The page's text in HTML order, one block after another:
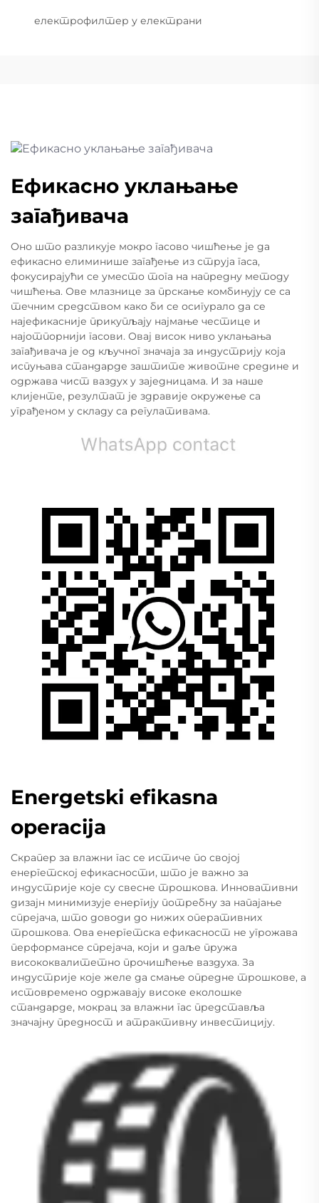
електрофилтер у електрани
Ефикасно уклањање
загађивача
Оно што разликује мокро гасово чишћење је да
ефикасно елиминише загађење из струја гаса,
фокусирајући се уместо тога на напредну методу
чишћења. Ове млазнице за прскање комбинују се са
течним средством како би се осигурало да се
најефикасније прикупљају најмање честице и
најотпорнији гасови. Овај висок ниво уклањања
загађивача је од кључног значаја за индустрију која
испуњава стандарде заштите животне средине и
одржава чист ваздух у заједницама. И за наше
клијенте, резултат је здравије окружење са
уграђеном у складу са регулативама.
Energetski efikasna
operacija
Скрапер за влажни гас се истиче по својој
енергетској ефикасности, што је важно за
индустрије које су свесне трошкова. Инновативни
дизајн минимизује енергију потребну за напајање
спрејача, што доводи до нижих оперативних
трошкова. Ова енергетска ефикасност не угрожава
перформансе спрејача, који и даље пружа
висококвалитетно прочишћење ваздуха. За
индустрије које желе да смање опредне трошкове, а
истовремено одржавају високе еколошке
стандарде, мокрац за влажни гас представља
значајну предност и атрактивну инвестицију.